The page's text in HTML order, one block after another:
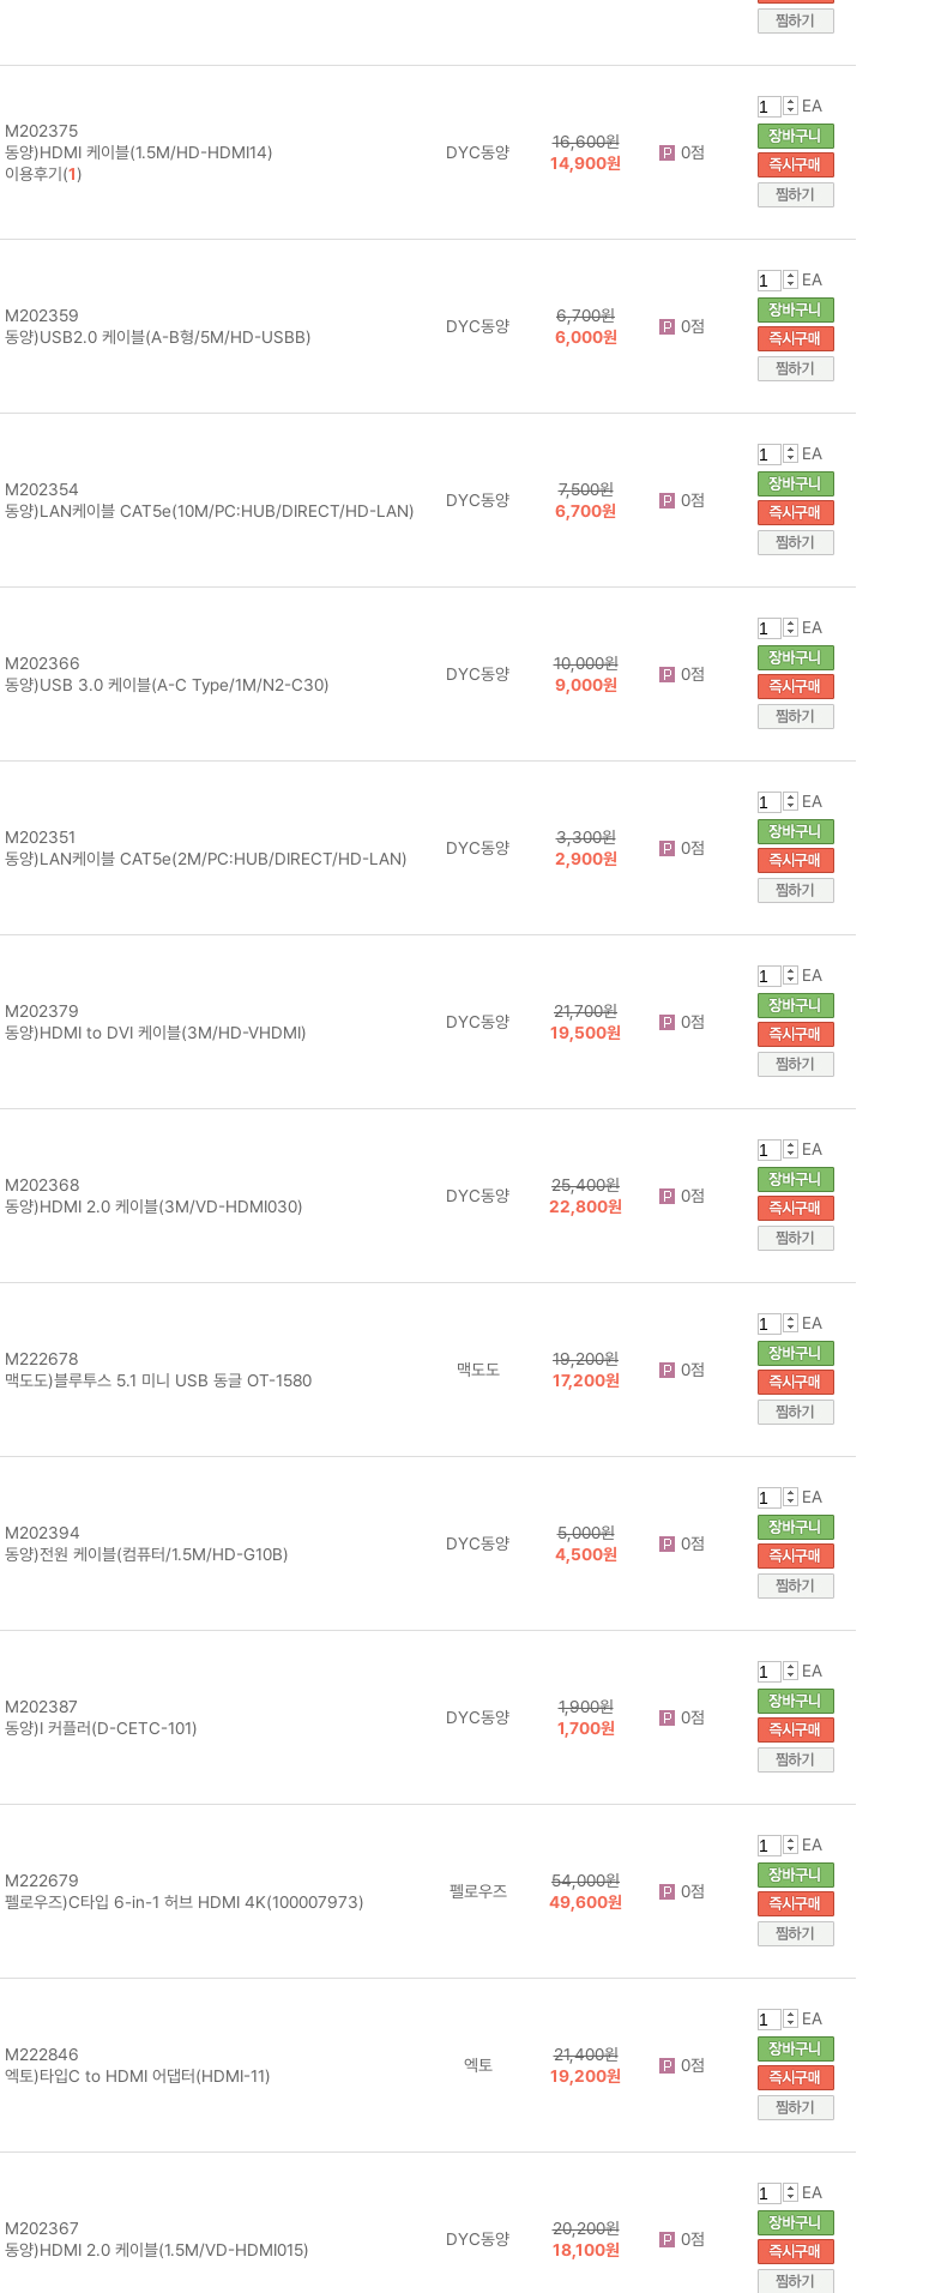
M202375
동양)HDMI 케이블(1.5M/HD-HDMI14)
이용후기(1)
DYC동양
16,600원
14,900원
0점
EA
M202359
동양)USB2.0 케이블(A-B형/5M/HD-USBB)
DYC동양
6,700원
6,000원
0점
EA
M202354
동양)LAN케이블 CAT5e(10M/PC:HUB/DIRECT/HD-LAN)
DYC동양
7,500원
6,700원
0점
EA
M202366
동양)USB 3.0 케이블(A-C Type/1M/N2-C30)
DYC동양
10,000원
9,000원
0점
EA
M202351
동양)LAN케이블 CAT5e(2M/PC:HUB/DIRECT/HD-LAN)
DYC동양
3,300원
2,900원
0점
EA
M202379
동양)HDMI to DVI 케이블(3M/HD-VHDMI)
DYC동양
21,700원
19,500원
0점
EA
M202368
동양)HDMI 2.0 케이블(3M/VD-HDMI030)
DYC동양
25,400원
22,800원
0점
EA
M222678
맥도도)블루투스 5.1 미니 USB 동글 OT-1580
맥도도
19,200원
17,200원
0점
EA
M202394
동양)전원 케이블(컴퓨터/1.5M/HD-G10B)
DYC동양
5,000원
4,500원
0점
EA
M202387
동양)I 커플러(D-CETC-101)
DYC동양
1,900원
1,700원
0점
EA
M222679
펠로우즈)C타입 6-in-1 허브 HDMI 4K(100007973)
펠로우즈
54,000원
49,600원
0점
EA
M222846
엑토)타입C to HDMI 어댑터(HDMI-11)
엑토
21,400원
19,200원
0점
EA
M202367
동양)HDMI 2.0 케이블(1.5M/VD-HDMI015)
DYC동양
20,200원
18,100원
0점
EA